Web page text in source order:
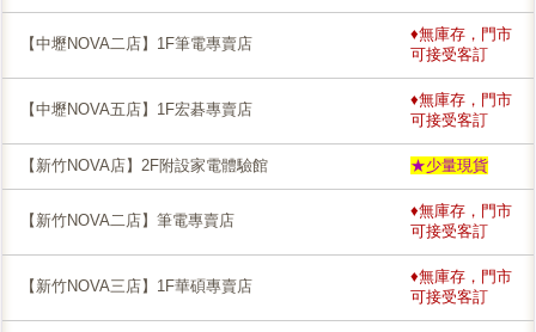
【中壢NOVA二店】1F筆電專賣店
♦無庫存，門市
可接受客訂
【中壢NOVA五店】1F宏碁專賣店
♦無庫存，門市
可接受客訂
【新竹NOVA店】2F附設家電體驗館 ★少量現貨
【新竹NOVA二店】筆電專賣店
♦無庫存，門市
可接受客訂
【新竹NOVA三店】1F華碩專賣店
♦無庫存，門市
可接受客訂